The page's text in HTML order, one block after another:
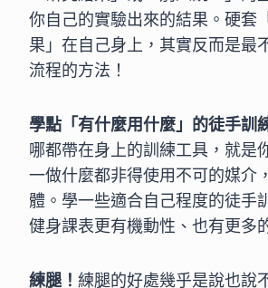
你自己的實驗出來的結果。硬套
果」在自己身上，其實反而是最
流程的方法！
學點「有什麼用什麼」的徒手訓
哪都帶在身上的訓練工具，就是
一做什麼都非得使用不可的媒介
體。學一些適合自己程度的徒手
健身課表更有機動性、也有更多
練腿！ 練腿的好處幾乎是說也說